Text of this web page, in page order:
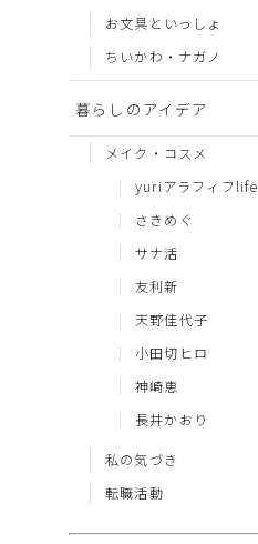
お文具といっしょ
ちいかわ・ナガノ
暮らしのアイデア
メイク・コスメ
yuriアラフィフlife
さきめぐ
サナ活
友利新
天野佳代子
小田切ヒロ
神崎恵
長井かおり
私の気づき
転職活動